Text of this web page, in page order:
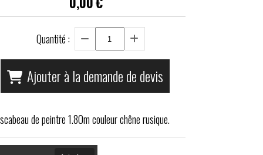
Quantité :
Ajouter à la demande de devis
de peintre 1.80m couleur chêne rusique.